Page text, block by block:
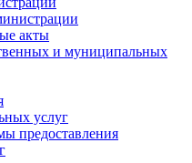
акты
и муниципальных
услуг
предоставления